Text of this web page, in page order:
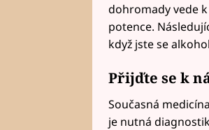
dohromady vede
potence.
když jste se
Přijďte se k
Současná
je nutná